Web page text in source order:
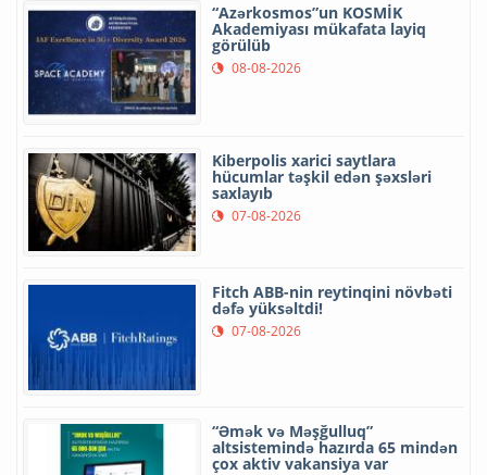
“Azərkosmos”un KOSMİK
Akademiyası mükafata layiq
görülüb
08-08-2026
Kiberpolis xarici saytlara
hücumlar təşkil edən şəxsləri
saxlayıb
07-08-2026
Fitch ABB-nin reytinqini növbəti
dəfə yüksəltdi!
07-08-2026
“Əmək və Məşğulluq”
altsistemində hazırda 65 mindən
çox aktiv vakansiya var